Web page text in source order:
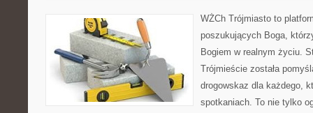
WŻCh Trójmiasto to
poszukujących Boga,
Bogiem w realnym życiu.
Trójmieście została
drogowskaz dla każdego,
spotkaniach. To nie tylko